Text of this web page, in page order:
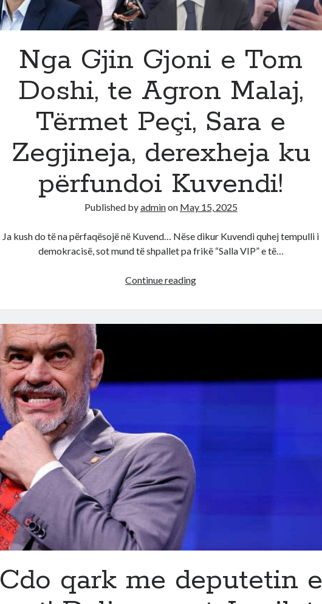
Gazetari
tr*ndit:
cfare
kane
vendosur
SHBA
BE
Nga Gjin Gjoni e Tom
Doshi, te Agron Malaj,
Tërmet Peçi, Sara e
Zegjineja, derexheja ku
përfundoi Kuvendi!
Published byadminon May 15, 2025
Ja kush do të na përfaqësojë në Kuvend… Nëse dikur Kuvendi quhej tempulli i
demokracisë, sot mund të shpallet pa frikë “Salla VIP” e të…
Continue readingNga
e
Agron
Cdo qark me deputetin e